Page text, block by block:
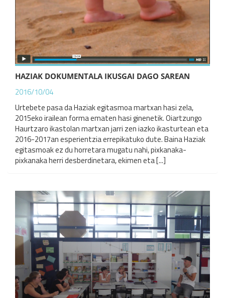
HAZIAK DOKUMENTALA IKUSGAI DAGO SAREAN
2016/10/04
Urtebete pasa da Haziak egitasmoa martxan hasi zela,
2015eko irailean forma ematen hasi ginenetik. Oiartzungo
Haurtzaro ikastolan martxan jarri zen iazko ikasturtean eta
2016-2017an esperientzia errepikatuko dute. Baina Haziak
egitasmoak ez du horretara mugatu nahi, pixkanaka-
pixkanaka herri desberdinetara, ekimen eta [...]